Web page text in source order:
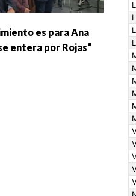
es para Ana
entera por Rojas“